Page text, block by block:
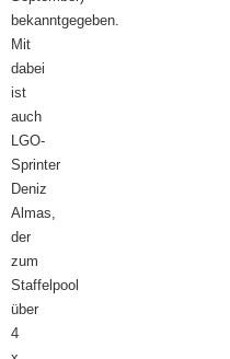
bekanntgegeben.
Mit
dabei
ist
auch
LGO-
Sprinter
Deniz
Almas,
der
zum
Staffelpool
über
4